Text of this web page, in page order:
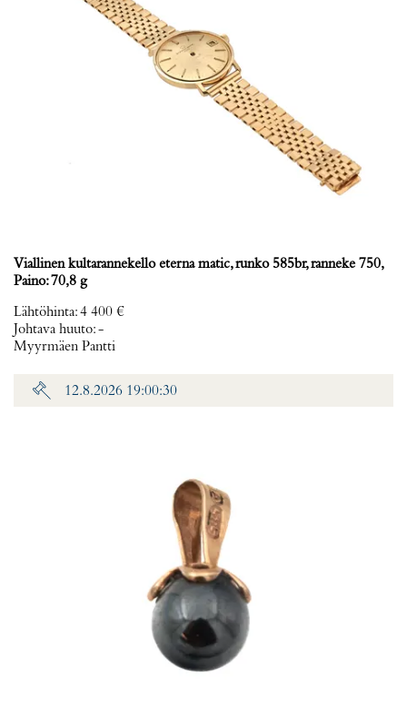
Viallinen kultarannekello eterna matic, runko 585br, ranneke 750,
Paino: 70,8 g
Lähtöhinta:4 400 €
Johtava huuto:-
Myyrmäen Pantti
12.8.2026 19:00:30